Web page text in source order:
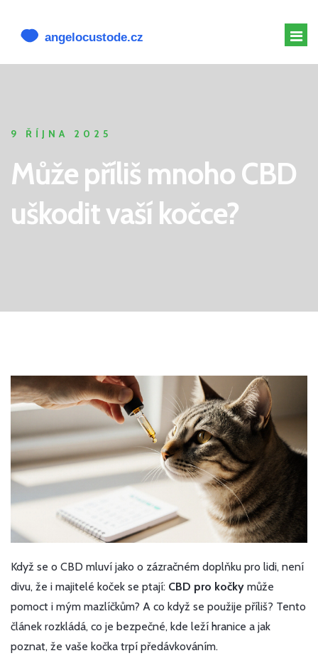
ALTERNATIVY K CBD
9 ŘÍJNA 2025
Může příliš mnoho CBD
uškodit vaší kočce?
Když se o CBD mluví jako o zázračném doplňku pro lidi, není
divu, že i majitelé koček se ptají: CBD pro kočky může
pomoct i mým mazlíčkům? A co když se použije příliš? Tento
článek rozkládá, co je bezpečné, kde leží hranice a jak
poznat, že vaše kočka trpí předávkováním.